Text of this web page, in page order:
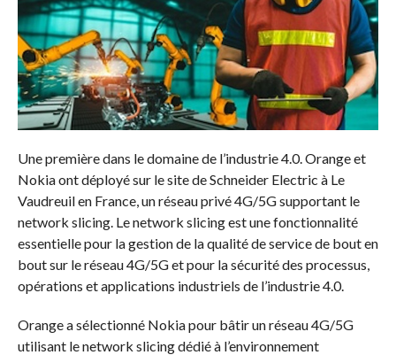
Une première dans le domaine de l’industrie 4.0. Orange et
Nokia ont déployé sur le site de Schneider Electric à Le
Vaudreuil en France, un réseau privé 4G/5G supportant le
network slicing. Le network slicing est une fonctionnalité
essentielle pour la gestion de la qualité de service de bout en
bout sur le réseau 4G/5G et pour la sécurité des processus,
opérations et applications industriels de l’industrie 4.0.
Orange a sélectionné Nokia pour bâtir un réseau 4G/5G
utilisant le network slicing dédié à l’environnement